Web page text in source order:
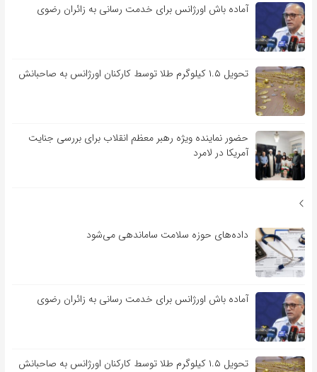
آماده باش اورژانس برای خدمت رسانی به زائران رضوی
تحویل ۱.۵ کیلوگرم طلا توسط کارکنان اورژانس به صاحبانش
حضور نماینده ویژه رهبر معظم انقلاب برای بررسی جنایت
آمریکا در لامرد
داده‌های حوزه سلامت ساماندهی می‌شود
آماده باش اورژانس برای خدمت رسانی به زائران رضوی
تحویل ۱.۵ کیلوگرم طلا توسط کارکنان اورژانس به صاحبانش